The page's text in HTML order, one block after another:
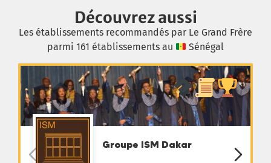
Découvrez aussi
Les établissements recommandés par Le Grand Frère
parmi 161 établissements au
Sénégal
Groupe ISM Dakar